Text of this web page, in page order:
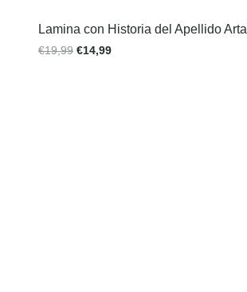
Lamina con Historia del Apellido Artal
€19,99 €14,99